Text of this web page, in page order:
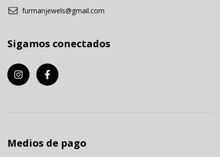
furmanjewels@gmail.com
Sigamos conectados
Medios de pago